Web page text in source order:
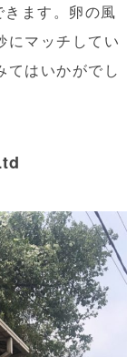
ます。卵の風
にマッチしてい
てはいかがでし